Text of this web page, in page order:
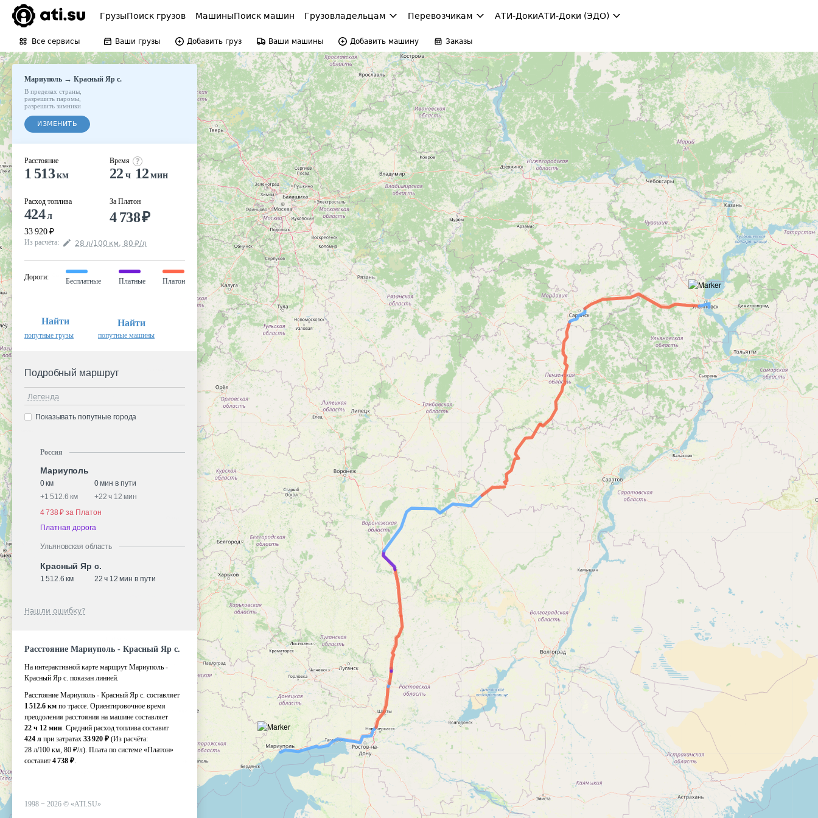
ГрузыПоиск грузов МашиныПоиск машин Грузовладельцам Перевозчикам АТИ-ДокиАТИ-Доки (ЭДО)
Все сервисы Ваши грузы Добавить груз Ваши машины Добавить машину Заказы
Мариуполь → Красный Яр с.
В пределах страны
разрешить паромы
разрешить зимники
ИЗМЕНИТЬ
Расстояние
1 513км
Расход топлива
424л
33 920 ₽
Время
22 ч 12 мин
За Платон
4 738₽
Из расчёта: 28 л/100 км, 80 ₽/л
Дороги:
Бесплатные Платные Платон
Найти
попутные грузы
Найти
попутные машины
Подробный маршрут
Легенда
Показывать попутные города
Россия
Мариуполь
0 км
0 мин в пути
+1 512.6 км +22 ч 12 мин
4 738 ₽ за Платон
Платная дорога
Ульяновская область
Красный Яр с.
1 512.6 км 22 ч 12 мин в пути
Нашли ошибку?
Расстояние Мариуполь - Красный Яр с.
На интерактивной карте маршрут Мариуполь -
Красный Яр с. показан линией.
Расстояние Мариуполь - Красный Яр с. составляет
1 512.6 км по трассе. Ориентировочное время
преодоления расстояния на машине составляет
22 ч 12 мин. Средний расход топлива составит
424 л при затратах 33 920 ₽ (Из расчёта:
28 л/100 км, 80 ₽/л). Плата по системе «Платон»
составит 4 738 ₽.
1998 − 2026 © «ATI.SU»